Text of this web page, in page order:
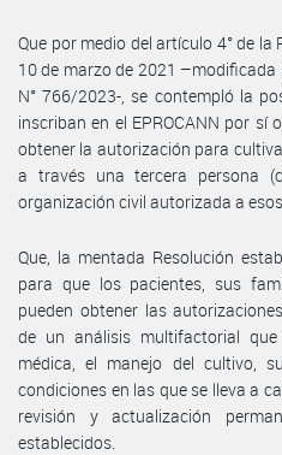
Que por medio del artículo 4° de la
10 de marzo de 2021
N° 766/2023-, se contempló la
inscriban en el EPROCANN por
obtener la autorización para
a través una tercera persona
organización civil autorizada a
Que, la mentada Resolución
para que los pacientes, sus
pueden obtener las
de un análisis multifactorial
médica, el manejo del cultivo,
condiciones en las que se lleva a
revisión y actualización
establecidos.